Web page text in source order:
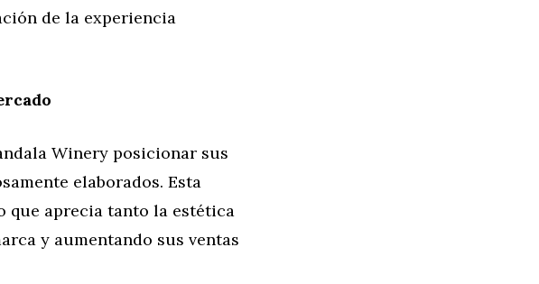
de la experiencia
Winery posicionar sus
elaborados. Esta
que aprecia tanto la estética
y aumentando sus ventas